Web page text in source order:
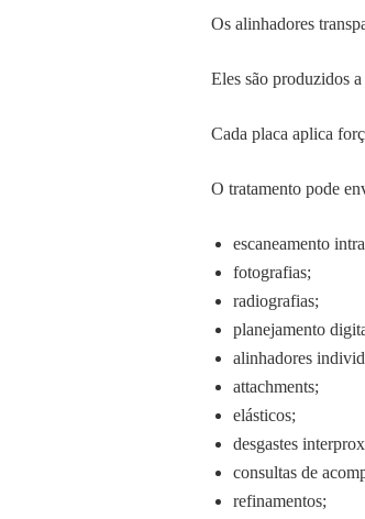
Os alinhadores
Eles são produzidos
Cada placa aplica
O tratamento pode
escaneamento
fotografias;
radiografias;
planejamento
alinhadores
attachments;
elásticos;
desgastes
consultas de
refinamentos;